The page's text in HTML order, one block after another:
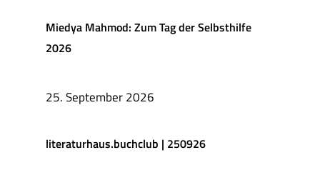
Miedya Mahmod: Zum Tag der Selbsthilfe
2026
25. September 2026
literaturhaus.buchclub | 250926